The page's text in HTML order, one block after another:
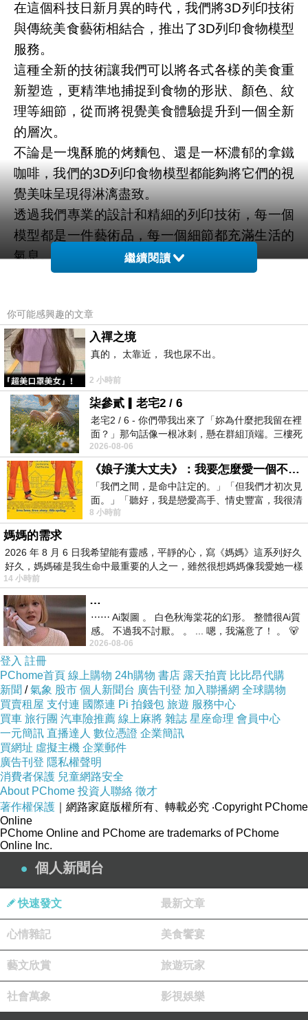
在這個科技日新月異的時代，我們將3D列印技術
與傳統美食藝術相結合，推出了3D列印食物模型
服務。
這種全新的技術讓我們可以將各式各樣的美食重
新塑造，更精準地捕捉到食物的形狀、顏色、紋
理等細節，從而將視覺美食體驗提升到一個全新
的層次。
不論是一塊酥脆的烤麵包、還是一杯濃郁的拿鐵
咖啡，我們的3D列印食物模型都能夠將它們的視
覺美味呈現得淋漓盡致。
透過我們專業的設計和精細的列印技術，每一個
模型都是一件藝術品，每一個細節都充滿生活的
氣息。
在這裡，美食不再只是吃進口裡的享受，而是變
術。
我們相信，這種新的視覺美食體驗能夠為你帶來
全新的樂趣，讓你的生活更加色彩繽紛。
專業的食物模型設計服務
我們致力於創造各式各樣的食物模型，包括但不
限於烘焙品、主食、點心、飲品等，滿足您所有
的視覺需求。
我們的專業團隊由經驗豐富的設計師和技術人員
組成，他們具有深厚的技術功底和獨特的藝術眼
光，致力於為每一個模型注入生命。
我們的服務核心在於精確再現食物的形狀、顏色
和紋理。
無論是金黃酥脆的麵包皮，還是熱氣騰騰的熱
狗，或是冰凍的冰淇淋，我們都能將它們的細節
刻畫得栩栩如生。我們的目標不只是創造出形狀
相似的模型，更是讓每個模型都能傳達出那種食
物所帶來的感官享受。
再加上我們的專業知識和技能，我們能為您提供
獨一無二的食物模型設計服務。從初步的設計概
念到成品的製作，我們都會與您密切合作，確保
我們的模型能準確地捕捉到您的想法和感覺。
食物模型作品案例
美食的視覺藝術
對我們來說，美食不僅僅是為了滿足我們的味
蕾，更是一種藝術的展現。每一道菜，每一個食
品，都有其獨特的形狀和色彩，都是一種視覺的
享受。
我們的目標，就是將這種享受轉化為實體，通過
我們的3D列印食物模型，將美食轉化為一種視覺
繼續閱讀
你可能感興趣的文章
入禪之境
真的， 太靠近， 我也尿不出。
2 小時前
柒參貳▎老宅2 / 6
老宅2 / 6 - 你們帶我出來了「妳為什麼把我留在裡
面？」那句話像一根冰刺，懸在群組頂端。三樓死
死盯著照片裡的人。那個人確實站在
2026-08-06
《娘子漢大丈夫》：我要怎麼愛一個不存在的人？
「我們之間，是命中註定的。」「但我們才初次見
面。」「聽好，我是戀愛高手、情史豐富，我很清
楚這種感覺，你我之間的那種感覺，現
8 小時前
媽媽的需求
2026 年 8 月 6 日我希望能有靈感，平靜的心，寫《媽媽》這系列好久
好久，媽媽確是我生命中最重要的人之一，雖然很想媽媽像我愛她一樣
14 小時前
…
⋯⋯ Ai製圖 。 白色秋海棠花的幻形。 整體很Ai質
感。 不過我不討厭。 。 ... 嗯，我滿意了！ 。 🐻
昨中
2026-08-06
登入 註冊
PChome首頁 線上購物 24h購物 書店 露天拍賣 比比昂代購
新聞 /氣象 股市 個人新聞台 廣告刊登 加入聯播網 全球購物
買賣租屋 支付連 國際連 Pi 拍錢包 旅遊 服務中心
買車 旅行團 汽車險推薦 線上麻將 雜誌 星座命理 會員中心
一元簡訊 直播達人 數位憑證 企業簡訊
買網址 虛擬主機 企業郵件
廣告刊登 隱私權聲明
消費者保護 兒童網路安全
About PChome 投資人聯絡 徵才
著作權保護 ｜網路家庭版權所有、轉載必究 ‧Copyright PChome
Online
PChome Online and PChome are trademarks of PChome
Online Inc.
個人新聞台
快速發文 最新文章
心情雜記 美食饗宴
藝文欣賞 旅遊玩家
社會萬象 影視娛樂